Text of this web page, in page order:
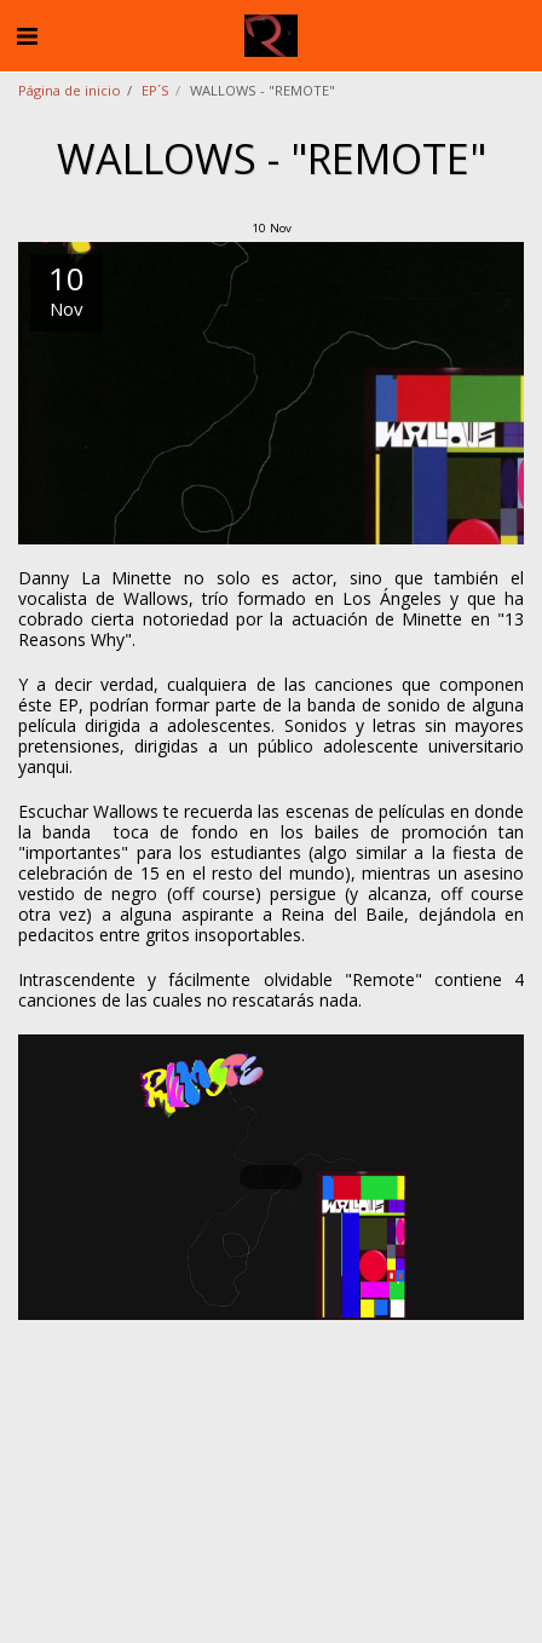
Página de inicio EP´S WALLOWS - "REMOTE"
WALLOWS - "REMOTE"
10 Nov
10
Nov
Danny La Minette no solo es actor, sino que también el
vocalista de Wallows, trío formado en Los Ángeles y que ha
cobrado cierta notoriedad por la actuación de Minette en "13
Reasons Why".
Y a decir verdad, cualquiera de las canciones que componen
éste EP, podrían formar parte de la banda de sonido de alguna
película dirigida a adolescentes. Sonidos y letras sin mayores
pretensiones, dirigidas a un público adolescente universitario
yanqui.
Escuchar Wallows te recuerda las escenas de películas en donde
la banda toca de fondo en los bailes de promoción tan
"importantes" para los estudiantes (algo similar a la fiesta de
celebración de 15 en el resto del mundo), mientras un asesino
vestido de negro (off course) persigue (y alcanza, off course
otra vez) a alguna aspirante a Reina del Baile, dejándola en
pedacitos entre gritos insoportables.
Intrascendente y fácilmente olvidable "Remote" contiene 4
canciones de las cuales no rescatarás nada.